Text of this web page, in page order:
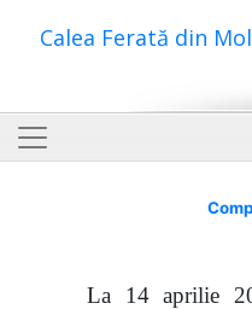
Calea Ferată din
La 14 aprilie